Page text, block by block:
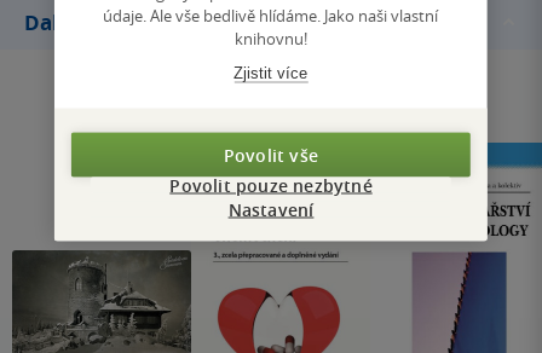
Další knihy autora
údaje. Ale vše bedlivě hlídáme. Jako naši vlastní
knihovnu!
Zjistit více
Povolit vše
Povolit pouze nezbytné
Nastavení